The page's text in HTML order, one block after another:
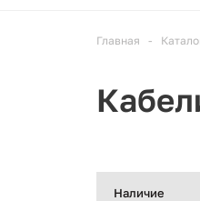
Главная -
Наличие